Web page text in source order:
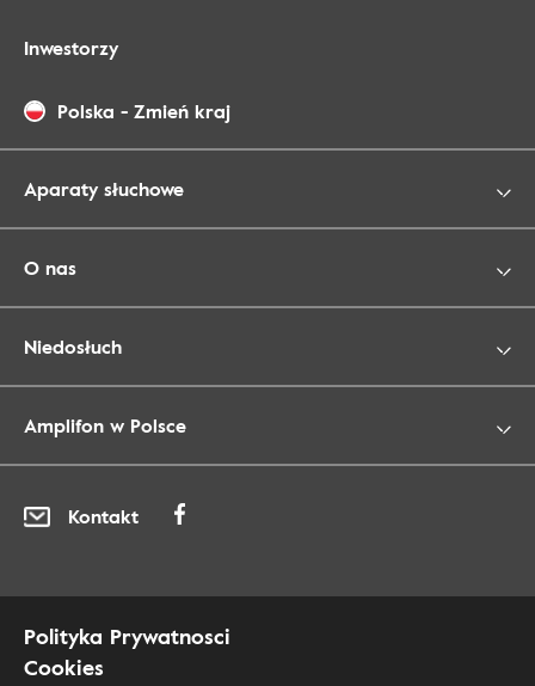
Inwestorzy
Polska - Zmień kraj
Aparaty słuchowe
O nas
Niedosłuch
Amplifon w Polsce
Kontakt
Polityka Prywatnosci
Cookies